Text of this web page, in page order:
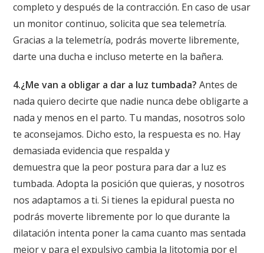
completo y después de la contracción. En caso de usar
un monitor continuo, solicita que sea telemetría.
Gracias a la telemetría, podrás moverte libremente,
darte una ducha e incluso meterte en la bañera.
4.¿Me van a obligar a dar a luz tumbada? Antes de
nada quiero decirte que nadie nunca debe obligarte a
nada y menos en el parto. Tu mandas, nosotros solo
te aconsejamos. Dicho esto, la respuesta es no. Hay
demasiada evidencia que respalda y
demuestra que la peor postura para dar a luz es
tumbada. Adopta la posición que quieras, y nosotros
nos adaptamos a ti. Si tienes la epidural puesta no
podrás moverte libremente por lo que durante la
dilatación intenta poner la cama cuanto mas sentada
mejor y para el expulsivo cambia la litotomia por el